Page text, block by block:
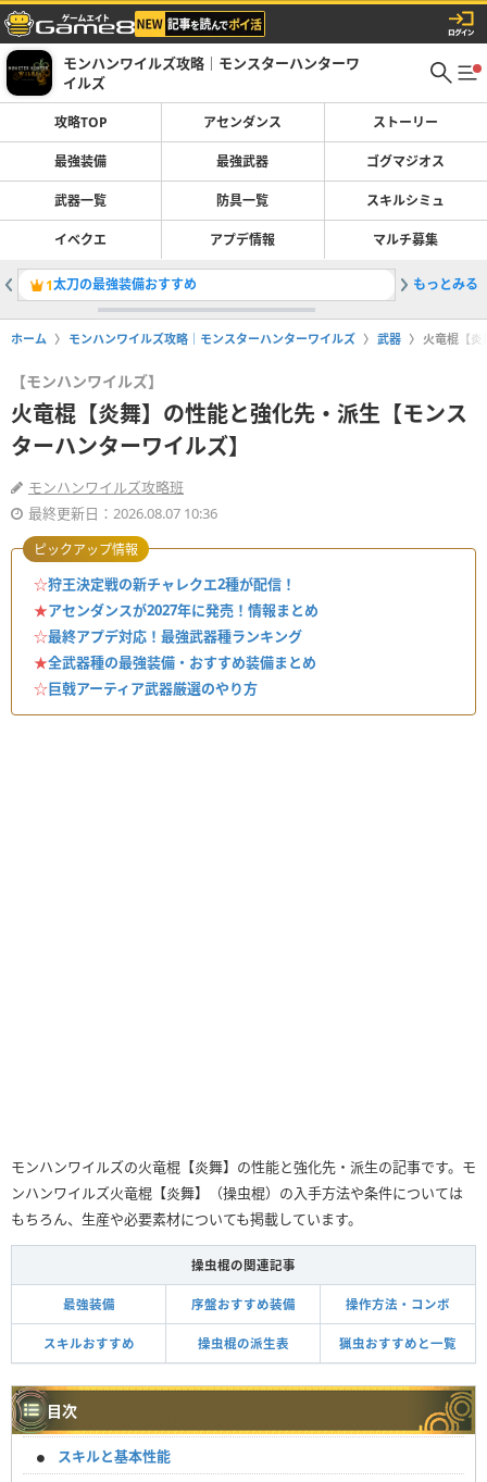
モンハンワイルズ攻略｜モンスターハンターワ
イルズ
攻略TOP アセンダンス ストーリー
最強装備 最強武器 ゴグマジオス
武器一覧 防具一覧 スキルシミュ
イベクエ アプデ情報 マルチ募集
1太刀の最強装備おすすめ 2双剣の
もっとみる
ホーム モンハンワイルズ攻略｜モンスターハンターワイルズ 武器 火竜棍【
【モンハンワイルズ】
火竜棍【炎舞】の性能と強化先・派生【モンス
ターハンターワイルズ】
モンハンワイルズ攻略班
最終更新日：2026.08.07 10:36
☆狩王決定戦の新チャレクエ2種が配信！
★アセンダンスが2027年に発売！情報まとめ
☆最終アプデ対応！最強武器種ランキング
★全武器種の最強装備・おすすめ装備まとめ
☆巨戟アーティア武器厳選のやり方
ピックアップ情報
モンハンワイルズの火竜棍【炎舞】の性能と強化先・派生の記事です。モ
ンハンワイルズ火竜棍【炎舞】（操虫棍）の入手方法や条件については
もちろん、生産や必要素材についても掲載しています。
操虫棍の関連記事
最強装備 序盤おすすめ装備 操作方法・コンボ
スキルおすすめ 操虫棍の派生表 猟虫おすすめと一覧
目次
スキルと基本性能